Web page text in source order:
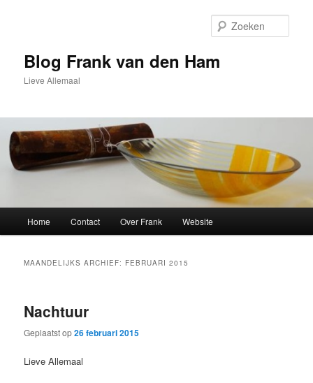
inhoud
inhoudBlog Frank van den Ham
Lieve Allemaal
Home Contact Over Frank Website
MAANDELIJKS ARCHIEF: FEBRUARI 2015
Nachtuur
Geplaatst op26 februari 2015
Lieve Allemaal